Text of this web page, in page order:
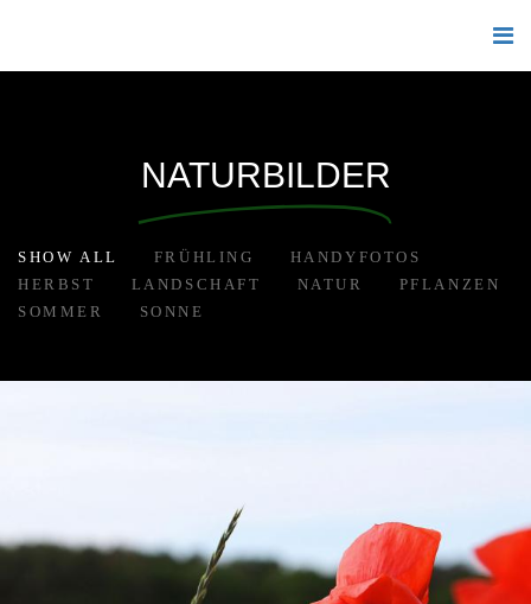
NATURBILDER
SHOW ALL FRÜHLING
HANDYFOTOS
HERBST
LANDSCHAFT NATUR
PFLANZEN
SOMMER
SONNE